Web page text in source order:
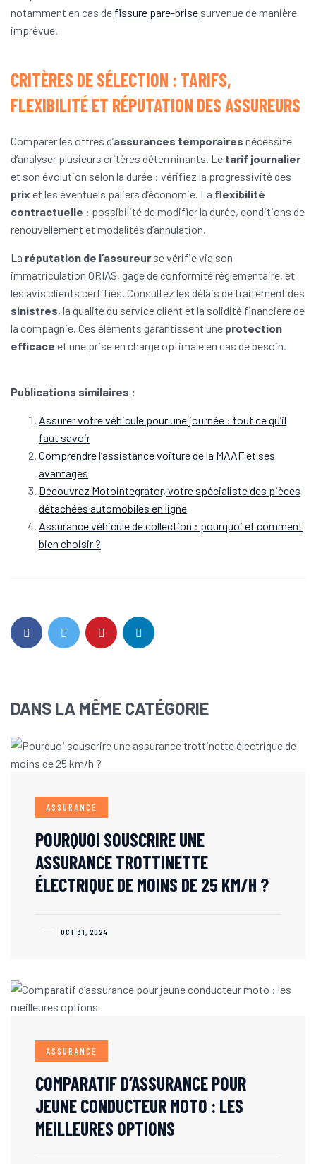
notamment en cas de fissure pare-brise survenue de manière
imprévue.
CRITÈRES DE SÉLECTION : TARIFS,
FLEXIBILITÉ ET RÉPUTATION DES ASSUREURS
Comparer les offres d’assurances temporaires nécessite
d’analyser plusieurs critères déterminants. Le tarif journalier
et son évolution selon la durée : vérifiez la progressivité des
prix et les éventuels paliers d’économie. La flexibilité
contractuelle : possibilité de modifier la durée, conditions de
renouvellement et modalités d’annulation.
La réputation de l’assureur se vérifie via son
immatriculation ORIAS, gage de conformité réglementaire, et
les avis clients certifiés. Consultez les délais de traitement des
sinistres, la qualité du service client et la solidité financière de
la compagnie. Ces éléments garantissent une protection
efficace et une prise en charge optimale en cas de besoin.
Publications similaires :
Assurer votre véhicule pour une journée : tout ce qu’il
faut savoir
Comprendre l’assistance voiture de la MAAF et ses
avantages
Découvrez Motointegrator, votre spécialiste des pièces
détachées automobiles en ligne
Assurance véhicule de collection : pourquoi et comment
bien choisir ?
DANS LA MÊME CATÉGORIE
ASSURANCE
POURQUOI SOUSCRIRE UNE
ASSURANCE TROTTINETTE
ÉLECTRIQUE DE MOINS DE 25 KM/H ?
OCT 31, 2024
ASSURANCE
COMPARATIF D’ASSURANCE POUR
JEUNE CONDUCTEUR MOTO : LES
MEILLEURES OPTIONS